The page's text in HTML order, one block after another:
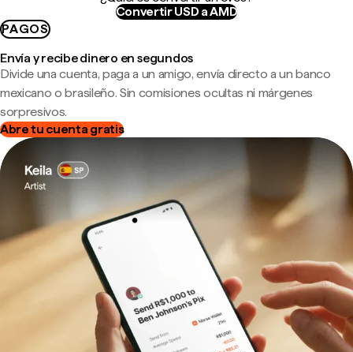
Convertir USD a AMD
PAGOS
Envía y recibe dinero en segundos
Divide una cuenta, paga a un amigo, envía directo a un banco
mexicano o brasileño. Sin comisiones ocultas ni márgenes
sorpresivos.
Abre tu cuenta gratis